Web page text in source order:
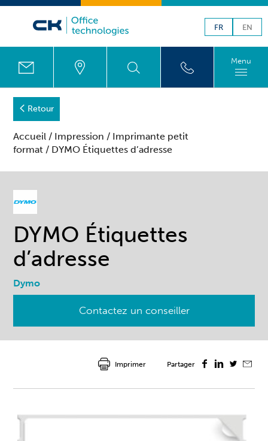
FR EN
Menu
Retour
Accueil / Impression / Imprimante petit
format / DYMO Étiquettes d’adresse
DYMO Étiquettes
d’adresse
Dymo
Contactez un conseiller
Partager
Imprimer